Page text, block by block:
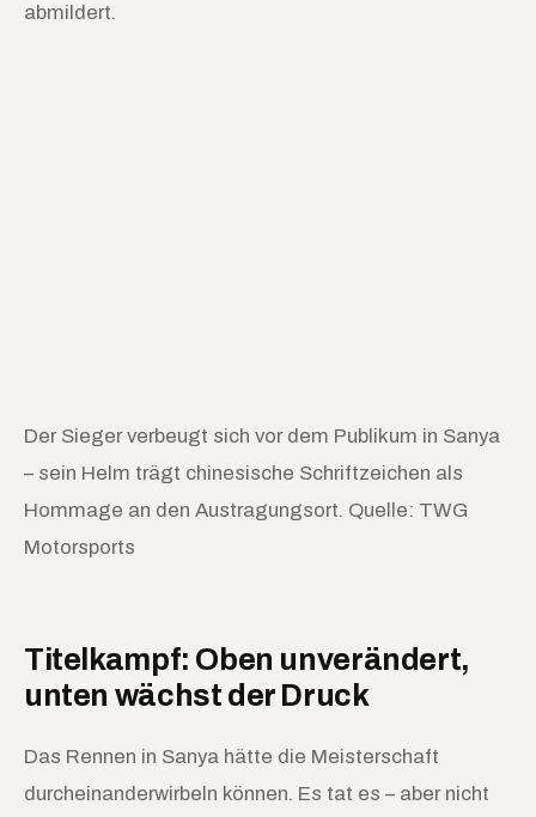
abmildert.
Der Sieger verbeugt sich vor dem Publikum in Sanya
– sein Helm trägt chinesische Schriftzeichen als
Hommage an den Austragungsort. Quelle: TWG
Motorsports
Titelkampf: Oben unverändert,
unten wächst der Druck
Das Rennen in Sanya hätte die Meisterschaft
durcheinanderwirbeln können. Es tat es – aber nicht